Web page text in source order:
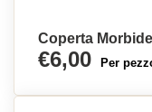
Coperta
€6,00 Per